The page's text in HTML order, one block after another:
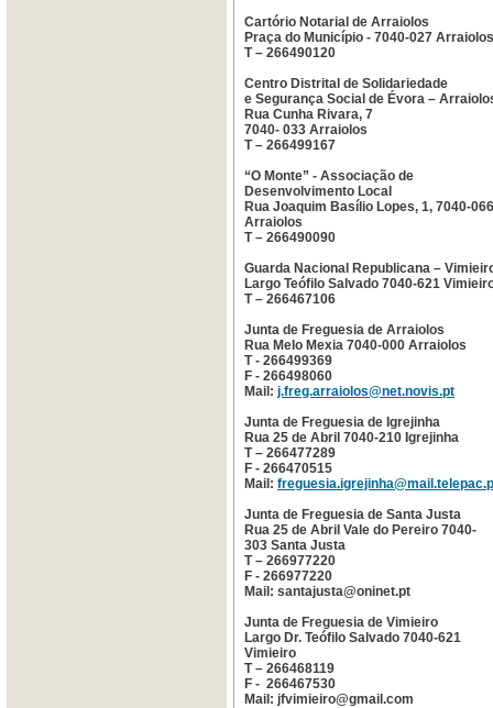
Cartório Notarial de Arraiolos
Praça do Município - 7040-027 Arraiolos
T – 266490120
Centro Distrital de Solidariedade
e Segurança Social de Évora –
Rua Cunha Rivara, 7
7040- 033 Arraiolos
T – 266499167
“O Monte” - Associação de
Desenvolvimento Local
Rua Joaquim Basílio Lopes, 1, 7040-066
Arraiolos
T – 266490090
Guarda Nacional Republicana –
Largo Teófilo Salvado 7040-621
T – 266467106
Junta de Freguesia de Arraiolos
Rua Melo Mexia 7040-000 Arraiolos
T - 266499369
F - 266498060
Mail: j.freg.arraiolos@net.novis.pt
Junta de Freguesia de Igrejinha
Rua 25 de Abril 7040-210 Igrejinha
T – 266477289
F - 266470515
Mail:
Junta de Freguesia de Santa Justa
Rua 25 de Abril Vale do Pereiro 7040-
303 Santa Justa
T – 266977220
F - 266977220
Mail: santajusta@oninet.pt
Junta de Freguesia de Vimieiro
Largo Dr. Teófilo Salvado 7040-621
Vimieiro
T – 266468119
F - 266467530
Mail: jfvimieiro@gmail.com